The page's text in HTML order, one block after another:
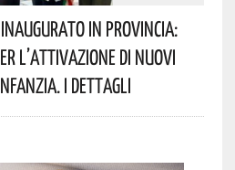
In Provincia:
L’attivazione Di Nuovi
I Dettagli